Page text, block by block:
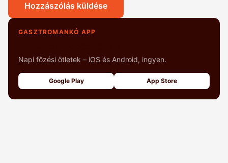
Hozzászólás küldése
GASZTROMANKÓ APP
Napi főzési ötletek – iOS és Android, ingyen.
Google Play App Store